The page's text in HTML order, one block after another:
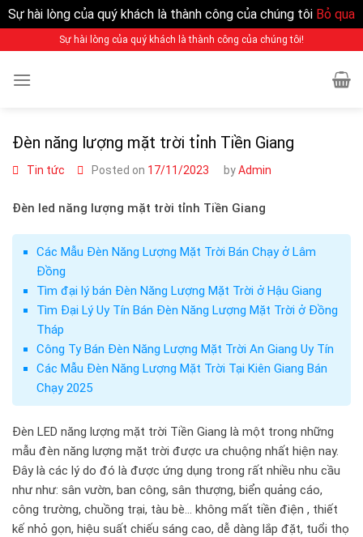
Sự hài lòng của quý khách là thành công của chúng tôi Bỏ qua
Sự hài lòng của quý khách là thành công của chúng tôi!
Đèn năng lượng mặt trời tỉnh Tiền Giang
Tin tức Posted on 17/11/2023 byAdmin
Đèn led năng lượng mặt trời tỉnh Tiền Giang
Các Mẫu Đèn Năng Lượng Mặt Trời Bán Chạy ở Lâm
Đồng
Tìm đại lý bán Đèn Năng Lượng Mặt Trời ở Hậu Giang
Tìm Đại Lý Uy Tín Bán Đèn Năng Lượng Mặt Trời ở Đồng
Tháp
Công Ty Bán Đèn Năng Lượng Mặt Trời An Giang Uy Tín
Các Mẫu Đèn Năng Lượng Mặt Trời Tại Kiên Giang Bán
Chạy 2025
Đèn LED năng lượng mặt trời Tiền Giang là một trong những
mẫu đèn năng lượng mặt trời được ưa chuộng nhất hiện nay.
Đây là các lý do đó là được ứng dụng trong rất nhiều nhu cầu
như như: sân vườn, ban công, sân thượng, biển quảng cáo,
công trường, chuồng trại, tàu bè… không mất tiền điện , thiết
kế nhỏ gọn, hiệu suất chiếu sáng cao, dễ dàng lắp đặt, tuổi thọ